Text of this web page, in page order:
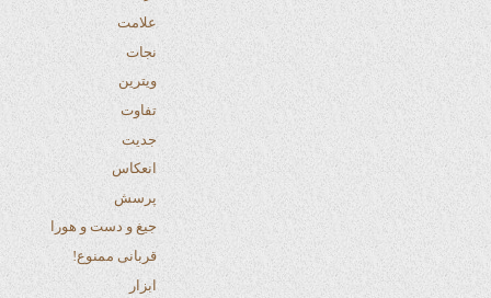
علامت
نجات
ویترین
تفاوت
جدیت
انعکاس
پرسش
جیغ و دست و هورا
قربانی ممنوع!
ابزار